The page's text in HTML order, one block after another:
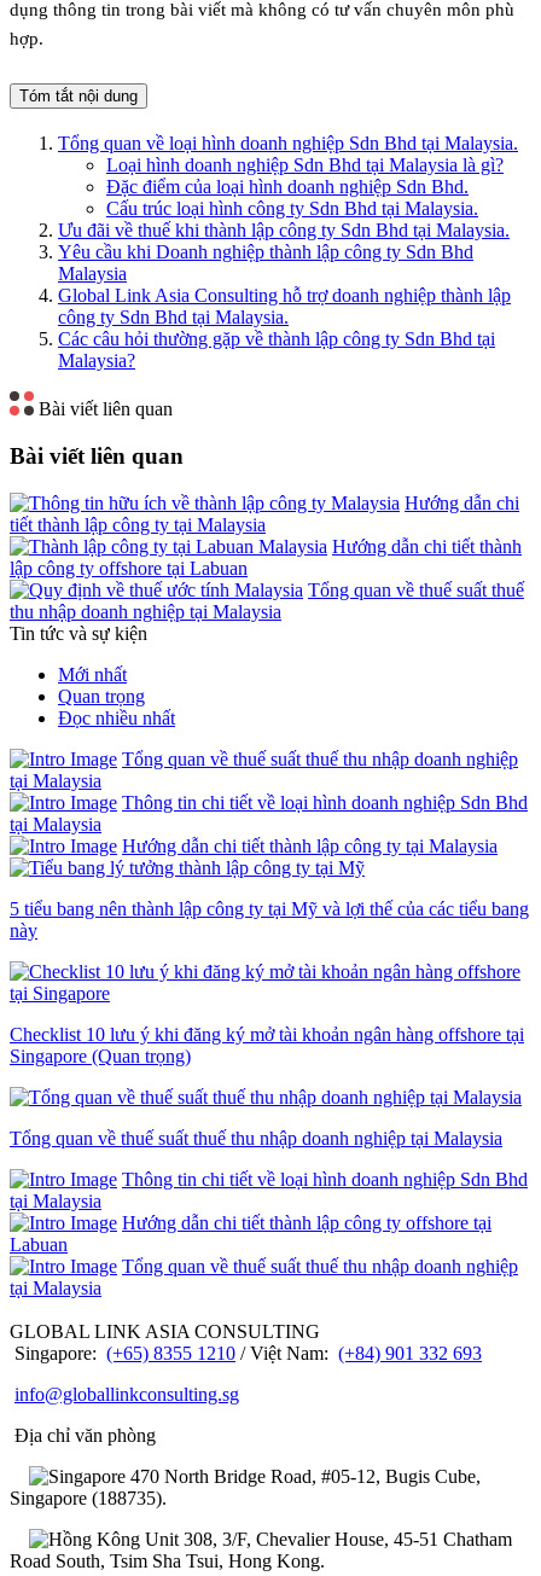
dụng thông tin trong bài viết mà không có tư vấn chuyên môn phù
hợp.
Tóm tắt nội dung
Tổng quan về loại hình doanh nghiệp Sdn Bhd tại Malaysia.
Loại hình doanh nghiệp Sdn Bhd tại Malaysia là gì?
Đặc điểm của loại hình doanh nghiệp Sdn Bhd.
Cấu trúc loại hình công ty Sdn Bhd tại Malaysia.
Ưu đãi về thuế khi thành lập công ty Sdn Bhd tại Malaysia.
Yêu cầu khi Doanh nghiệp thành lập công ty Sdn Bhd
Malaysia
Global Link Asia Consulting hỗ trợ doanh nghiệp thành lập
công ty Sdn Bhd tại Malaysia.
Các câu hỏi thường gặp về thành lập công ty Sdn Bhd tại
Malaysia?
Bài viết liên quan
Bài viết liên quan
Hướng dẫn chi
tiết thành lập công ty tại Malaysia
Hướng dẫn chi tiết thành
lập công ty offshore tại Labuan
Tổng quan về thuế suất thuế
thu nhập doanh nghiệp tại Malaysia
Tin tức và sự kiện
Mới nhất
Quan trọng
Đọc nhiều nhất
Tổng quan về thuế suất thuế thu nhập doanh nghiệp
tại Malaysia
Thông tin chi tiết về loại hình doanh nghiệp Sdn Bhd
tại Malaysia
Hướng dẫn chi tiết thành lập công ty tại Malaysia
5 tiểu bang nên thành lập công ty tại Mỹ và lợi thế của các tiểu bang
này
Checklist 10 lưu ý khi đăng ký mở tài khoản ngân hàng offshore tại
Singapore (Quan trọng)
Tổng quan về thuế suất thuế thu nhập doanh nghiệp tại Malaysia
Thông tin chi tiết về loại hình doanh nghiệp Sdn Bhd
tại Malaysia
Hướng dẫn chi tiết thành lập công ty offshore tại
Labuan
Tổng quan về thuế suất thuế thu nhập doanh nghiệp
tại Malaysia
GLOBAL LINK ASIA CONSULTING
Singapore: (+65) 8355 1210 / Việt Nam: (+84) 901 332 693
info@globallinkconsulting.sg
Địa chỉ văn phòng
470 North Bridge Road, #05-12, Bugis Cube,
Singapore (188735).
Unit 308, 3/F, Chevalier House, 45-51 Chatham
Road South, Tsim Sha Tsui, Hong Kong.